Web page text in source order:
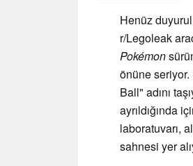
Henüz
r/Legoleak
Pokémon
önüne
Ball" adını
ayrıldığında
laboratuvarı,
sahnesi yer